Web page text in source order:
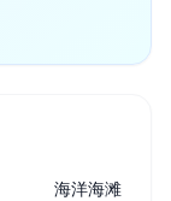
海洋海滩